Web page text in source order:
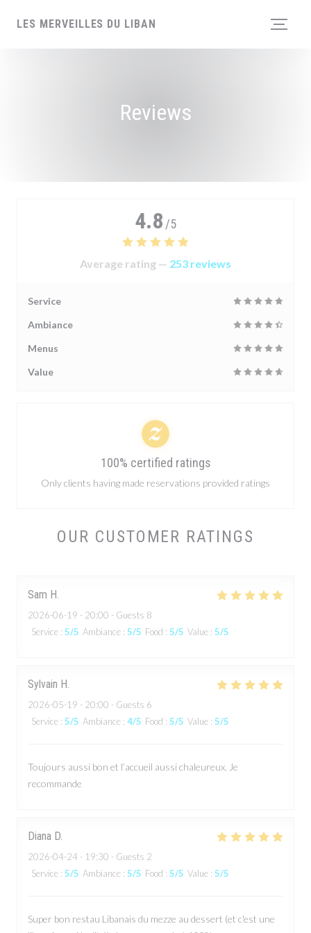
LES MERVEILLES DU LIBAN
Reviews
OUR CUSTOMER RATINGS
Sam H
2026-06-19 - 20:00 - Guests 8
Service : 5/5 Ambiance : 5/5 Food : 5/5 Value : 5/5
Sylvain H
2026-05-19 - 20:00 - Guests 6
Service : 5/5 Ambiance : 4/5 Food : 5/5 Value : 5/5
Toujours aussi bon et l’accueil aussi chaleureux. Je
recommande
Diana D
2026-04-24 - 19:30 - Guests 2
Service : 5/5 Ambiance : 5/5 Food : 5/5 Value : 5/5
Super bon restau Libanais du mezze au dessert (et c'est une
4.8 /5
Average rating — 253 reviews
Service
Ambiance
Menus
Value
100% certified ratings
Only clients having made reservations provided ratings